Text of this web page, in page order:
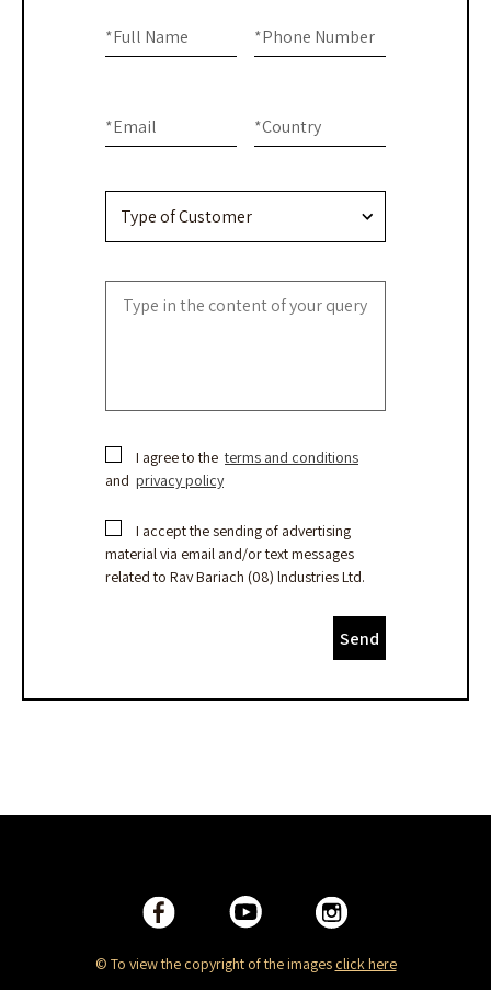
-
Us
Full Name
* Phone Number
*
Email
* Country
*
I agree to theterms and conditions
and privacy policy
I accept the sending of advertising
material via email and/or text messages
related to Rav Bariach (08) lndustries Ltd.
Send
are
human,
field
© To view the copyright of the images click here